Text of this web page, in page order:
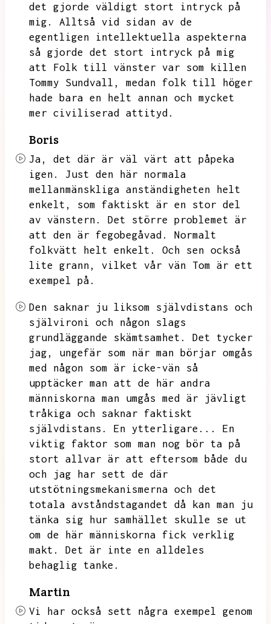
det gjorde väldigt stort intryck på
mig.
Alltså vid sidan av de
egentligen intellektuella aspekterna
så gjorde det stort intryck på mig
att
Folk till vänster var som killen
Tommy Sundvall,
medan folk till höger
hade bara en helt annan och mycket
mer civiliserad attityd.
Boris
Ja,
det där är väl värt att påpeka
igen.
Just den här normala
mellanmänskliga anständigheten helt
enkelt,
som faktiskt är en stor del
av vänstern.
Det större problemet är
att den är fegobegåvad.
Normalt
folkvätt helt enkelt.
Och sen också
lite grann,
vilket vår vän Tom är ett
exempel på.
Den saknar ju liksom självdistans och
självironi och någon slags
grundläggande skämtsamhet.
Det tycker
jag,
ungefär som när man börjar omgås
med någon som är icke-vän så
upptäcker man att de här andra
människorna man umgås med är jävligt
tråkiga och saknar faktiskt
självdistans.
En ytterligare...
En
viktig faktor som man nog bör ta på
stort allvar är att eftersom både du
och jag har sett de där
utstötningsmekanismerna och det
totala avståndstagandet då kan man ju
tänka sig hur samhället skulle se ut
om de här människorna fick verklig
makt.
Det är inte en alldeles
behaglig tanke.
Martin
Vi har också sett några exempel genom